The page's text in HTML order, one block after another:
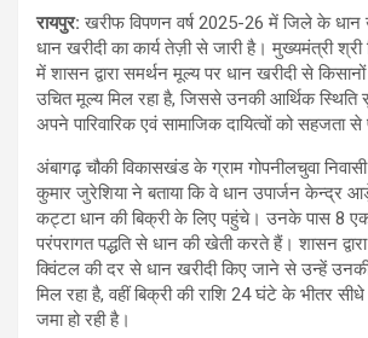
रायपुर:खरीफ विपणन वर्ष 2025-26 में जिले के धान
धान खरीदी का कार्य तेज़ी से जारी है। मुख्यमंत्री
में शासन द्वारा समर्थन मूल्य पर धान खरीदी से
उचित मूल्य मिल रहा है, जिससे उनकी आर्थिक स्थिति
अपने पारिवारिक एवं सामाजिक दायित्वों को सहजता
अंबागढ़ चौकी विकासखंड के ग्राम गोपनीलचुवा
कुमार जुरेशिया ने बताया कि वे धान उपार्जन केन्द्र
कट्टा धान की बिक्री के लिए पहुंचे। उनके पास 8
परंपरागत पद्धति से धान की खेती करते हैं। शासन
क्विंटल की दर से धान खरीदी किए जाने से उन्हें
मिल रहा है, वहीं बिक्री की राशि 24 घंटे के भीतर
जमा हो रही है।